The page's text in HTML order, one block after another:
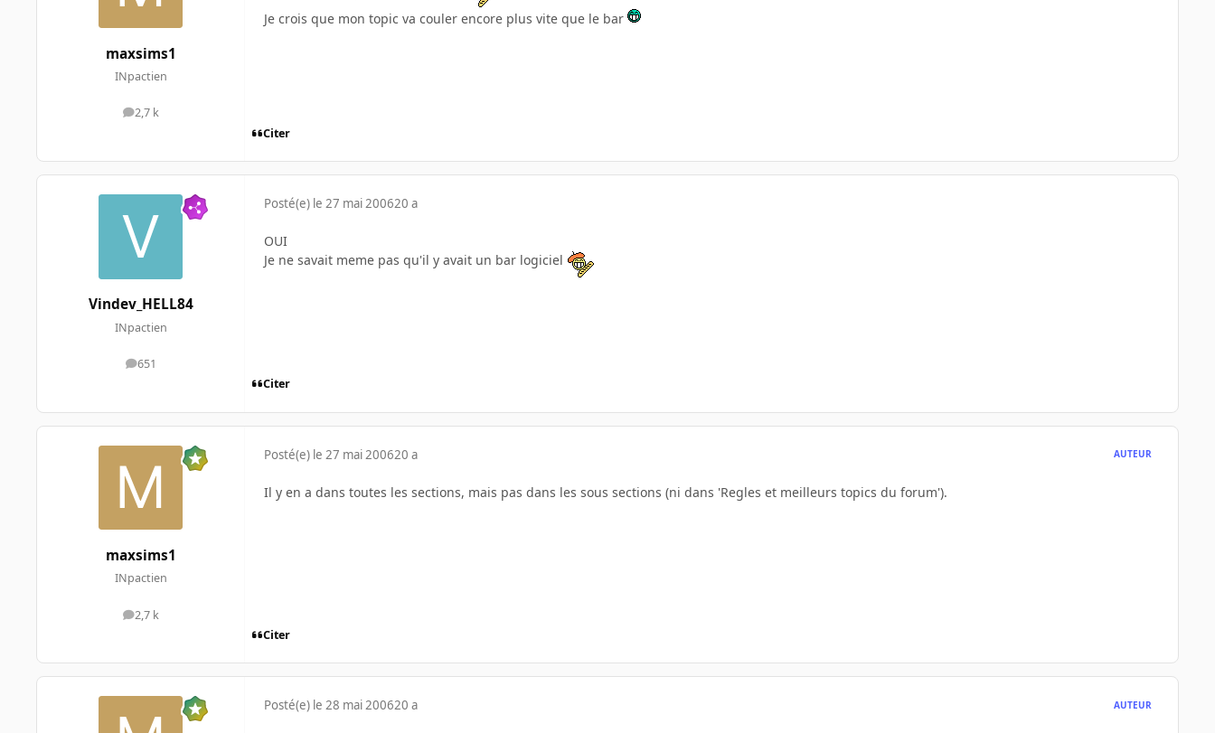
maxsims1
INpactien
2,7 k
messages
Je crois que mon topic va couler encore plus vite que le bar
Citer
Vindev_HELL84
INpactien
651
messages
Posté(e) le 27 mai 200620 a
OUI
Je ne savait meme pas qu'il y avait un bar logiciel
Citer
maxsims1
INpactien
2,7 k
messages
Posté(e) le 27 mai 200620 a AUTEUR
Il y en a dans toutes les sections, mais pas dans les sous sections (ni dans 'Regles et meilleurs topics du forum').
Citer
Posté(e) le 28 mai 200620 a AUTEUR